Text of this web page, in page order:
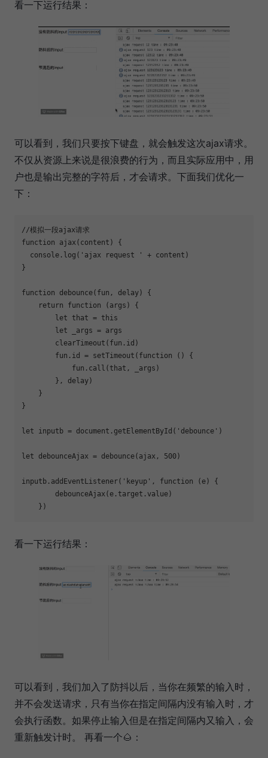
看一下运行结果：
可以看到，我们只要按下键盘，就会触发这次ajax请求。
不仅从资源上来说是很浪费的行为，而且实际应用中，用
户也是输出完整的字符后，才会请求。下面我们优化一
下：
//模拟一段ajax请求
function
ajax ( content ) {
console .log( 'ajax request '
+ content)
}
function debounce( fun, delay) {
return
function ( args ) {
let that = this
let _args = args
        clearTimeout(fun.id)
        fun.id = setTimeout(
function ( ) {
            fun.call(that, _args)
        }, delay)
    }
}
let inputb = document .getElementById( 'debounce' )
let debounceAjax = debounce(ajax, 500)
inputb.addEventListener( 'keyup' , function ( e) {
        debounceAjax(e.target.value)
看一下运行结果：
可以看到，我们加入了防抖以后，当你在频繁的输入时，
并不会发送请求，只有当你在指定间隔内没有输入时，才
会执行函数。如果停止输入但是在指定间隔内又输入，会
重新触发计时。 再看一个🌰：